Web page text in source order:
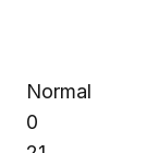
Normal
0